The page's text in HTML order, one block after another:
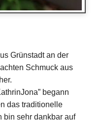
Grünstadt an der
Schmuck aus
begann
das traditionelle
bin sehr dankbar auf